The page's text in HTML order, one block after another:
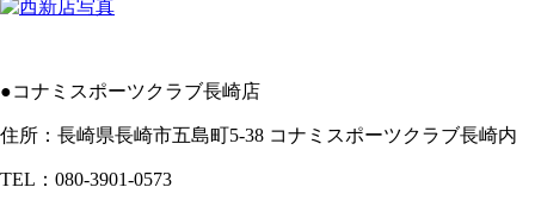
●コナミスポーツクラブ長崎店
住所：長崎県長崎市五島町5-38 コナミスポーツクラブ長崎内
TEL：080-3901-0573